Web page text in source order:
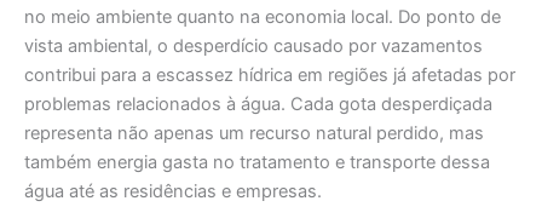
no meio ambiente quanto na economia local. Do ponto de
vista ambiental, o desperdício causado por vazamentos
contribui para a escassez hídrica em regiões já afetadas por
problemas relacionados à água. Cada gota desperdiçada
representa não apenas um recurso natural perdido, mas
também energia gasta no tratamento e transporte dessa
água até as residências e empresas.